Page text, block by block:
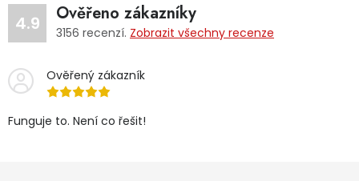
4.9 Ověřeno zákazníky
3156 recenzí. Zobrazit všechny recenze
Ověřený zákazník
Funguje to. Není co řešit!